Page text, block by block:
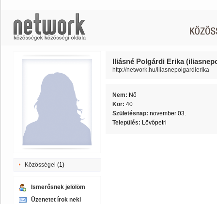
Közösségei (1)
Ismerősnek jelölöm
Üzenetet írok neki
Iliásné Polgárdi Erika
http://network.hu/iliasnepolgardierika
Nem: Nő
Kor: 40
Születésnap: november 03.
Település: Lövőpetri